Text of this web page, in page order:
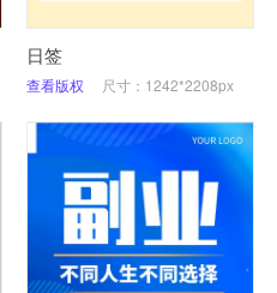
日签
查看版权 尺寸：1242*2208px